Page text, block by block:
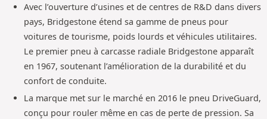
Avec l’ouverture d’usines et de centres de R&D dans divers
pays, Bridgestone étend sa gamme de pneus pour
voitures de tourisme, poids lourds et véhicules utilitaires.
Le premier pneu à carcasse radiale Bridgestone apparaît
en 1967, soutenant l’amélioration de la durabilité et du
confort de conduite.
La marque met sur le marché en 2016 le pneu DriveGuard,
conçu pour rouler même en cas de perte de pression. Sa